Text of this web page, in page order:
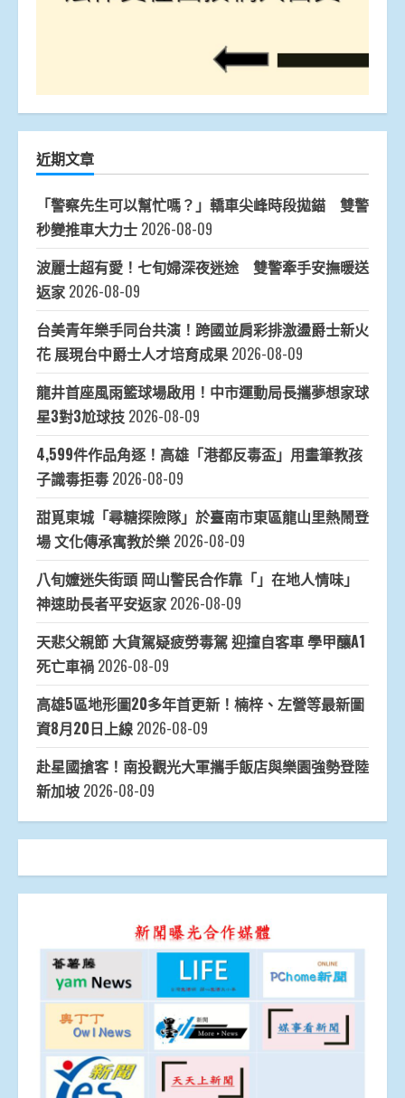
近期文章
「警察先生可以幫忙嗎？」轎車尖峰時段拋錨 雙警
秒變推車大力士 2026-08-09
波麗士超有愛！七旬婦深夜迷途 雙警牽手安撫暖送
返家 2026-08-09
台美青年樂手同台共演！跨國並肩彩排激盪爵士新火
花 展現台中爵士人才培育成果 2026-08-09
龍井首座風雨籃球場啟用！中市運動局長攜夢想家球
星3對3尬球技 2026-08-09
4,599件作品角逐！高雄「港都反毒盃」用畫筆教孩
子識毒拒毒 2026-08-09
甜覓東城「尋糖探險隊」於臺南市東區龍山里熱鬧登
場 文化傳承寓教於樂 2026-08-09
八旬嬤迷失街頭 岡山警民合作靠「」在地人情味」
神速助長者平安返家 2026-08-09
天悲父親節 大貨駕疑疲勞毒駕 迎撞自客車 學甲釀A1
死亡車禍 2026-08-09
高雄5區地形圖20多年首更新！楠梓、左營等最新圖
資8月20日上線 2026-08-09
赴星國搶客！南投觀光大軍攜手飯店與樂園強勢登陸
新加坡 2026-08-09